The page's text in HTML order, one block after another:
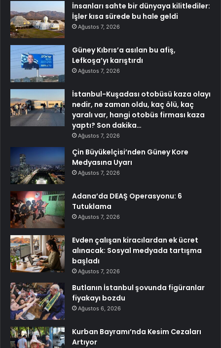
İnsanları sahte bir dünyaya kilitlediler:
İşler kısa sürede bu hale geldi
Ağustos 7, 2026
Güney Kıbrıs’a asılan bu afiş,
Lefkoşa’yı karıştırdı
Ağustos 7, 2026
İstanbul-Kuşadası otobüsü kaza olayı
nedir, ne zaman oldu, kaç ölü, kaç
yaralı var, hangi otobüs firması kaza
yaptı? Son dakika…
Ağustos 7, 2026
Çin Büyükelçisi’nden Güney Kore
Medyasına Uyarı
Ağustos 7, 2026
Adana’da DEAŞ Operasyonu: 6
Tutuklama
Ağustos 7, 2026
Evden çalışan kiracılardan ek ücret
alınacak: Sosyal medyada tartışma
başladı
Ağustos 7, 2026
Butlanın İstanbul şovunda figüranlar
fiyakayı bozdu
Ağustos 6, 2026
Kurban Bayramı’nda Kesim Cezaları
Artıyor